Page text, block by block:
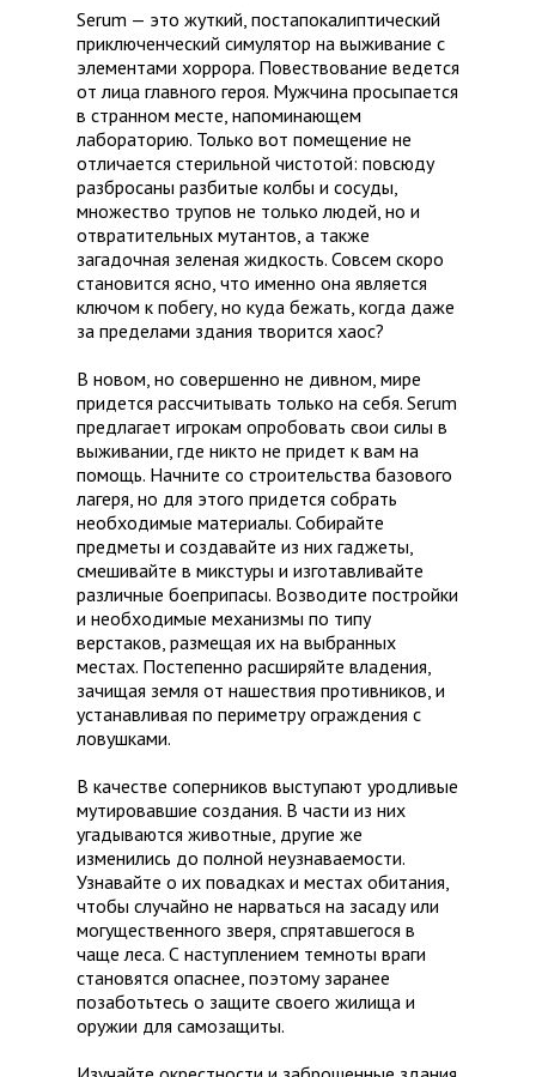
Serum — это жуткий, постапокалиптический
приключенческий симулятор на выживание с
элементами хоррора. Повествование ведется
от лица главного героя. Мужчина просыпается
в странном месте, напоминающем
лабораторию. Только вот помещение не
отличается стерильной чистотой: повсюду
разбросаны разбитые колбы и сосуды,
множество трупов не только людей, но и
отвратительных мутантов, а также
загадочная зеленая жидкость. Совсем скоро
становится ясно, что именно она является
ключом к побегу, но куда бежать, когда даже
за пределами здания творится хаос?
В новом, но совершенно не дивном, мире
придется рассчитывать только на себя. Serum
предлагает игрокам опробовать свои силы в
выживании, где никто не придет к вам на
помощь. Начните со строительства базового
лагеря, но для этого придется собрать
необходимые материалы. Собирайте
предметы и создавайте из них гаджеты,
смешивайте в микстуры и изготавливайте
различные боеприпасы. Возводите постройки
и необходимые механизмы по типу
верстаков, размещая их на выбранных
местах. Постепенно расширяйте владения,
зачищая земля от нашествия противников, и
устанавливая по периметру ограждения с
ловушками.
В качестве соперников выступают уродливые
мутировавшие создания. В части из них
угадываются животные, другие же
изменились до полной неузнаваемости.
Узнавайте о их повадках и местах обитания,
чтобы случайно не нарваться на засаду или
могущественного зверя, спрятавшегося в
чаще леса. С наступлением темноты враги
становятся опаснее, поэтому заранее
позаботьтесь о защите своего жилища и
оружии для самозащиты.